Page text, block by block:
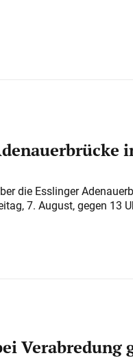
die Esslinger
7. August, gegen 13
Verabredung